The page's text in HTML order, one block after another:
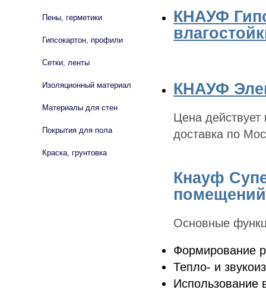
КНАУФ
КНАУФ
Цена действует
доставка по
Кнауф
помещений
Основные
Формирование
Тепло- и
Пены, герметики
Гипсокартон, профили
Сетки, ленты
Изоляционный материал
Материалы для стен
Покрытия для пола
Краска, грунтовка